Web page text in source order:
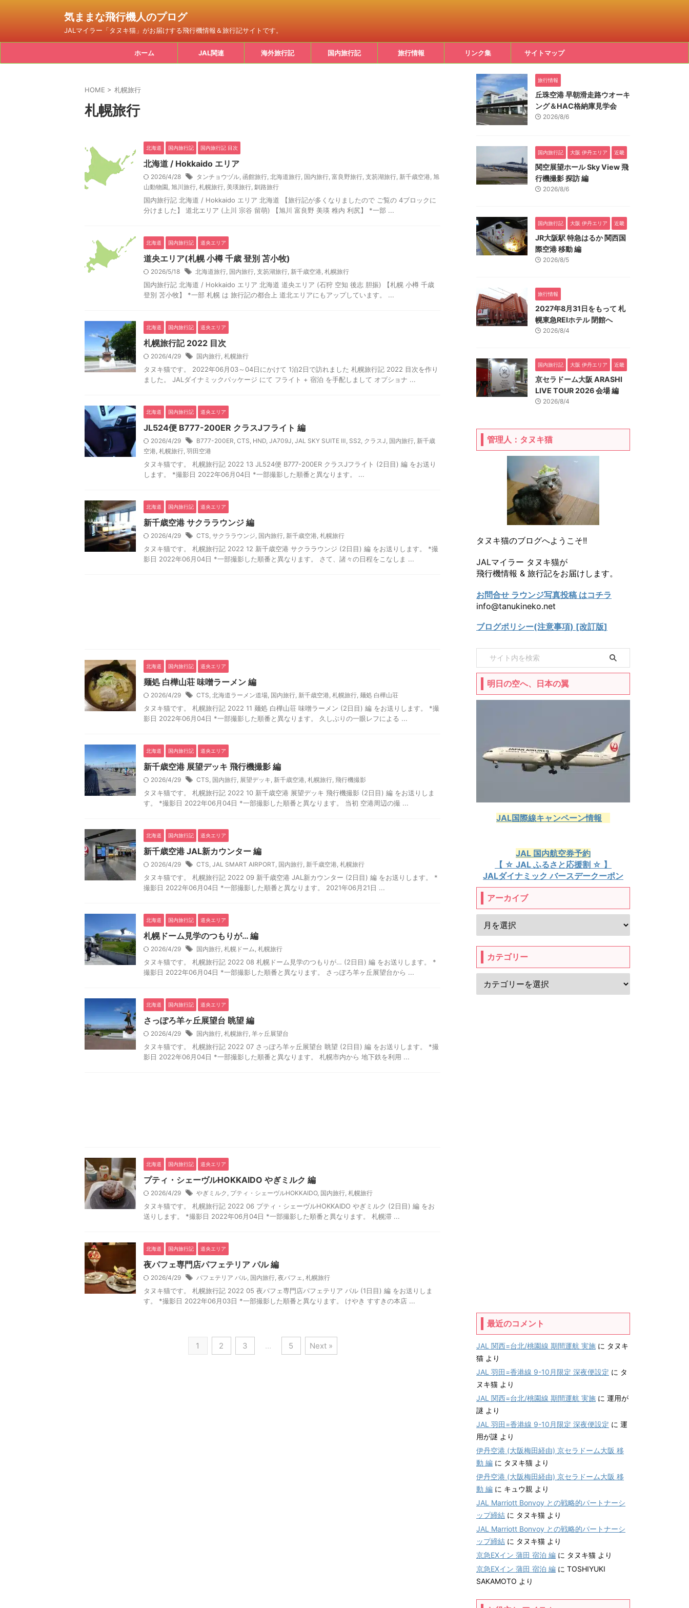
気ままな飛行機人のプログ
JALマイラー「タヌキ猫」がお届けする飛行機情報＆旅行記サイトです。
ホーム JAL関連 海外旅行記 国内旅行記 旅行情報 リンク集 サイトマップ
HOME > 札幌旅行
札幌旅行
北海道 国内旅行記 国内旅行記 目次
北海道 / Hokkaido エリア
2026/4/28 タンチョウヅル, 函館旅行, 北海道旅行, 国内旅行, 富良野旅行, 支笏湖旅行, 新千歳空港, 旭
山動物園, 旭川旅行, 札幌旅行, 美瑛旅行, 釧路旅行
国内旅行記 北海道 / Hokkaido エリア 北海道 【旅行記が多くなりましたので ご覧の 4ブロックに
分けました】 道北エリア (上川 宗谷 留萌) 【旭川 富良野 美瑛 稚内 利尻】 *一部 ...
北海道 国内旅行記 道央エリア
道央エリア(札幌 小樽 千歳 登別 苫小牧)
2026/5/18 北海道旅行, 国内旅行, 支笏湖旅行, 新千歳空港, 札幌旅行
国内旅行記 北海道 / Hokkaido エリア 北海道 道央エリア (石狩 空知 後志 胆振) 【札幌 小樽 千歳
登別 苫小牧】 *一部 札幌 は 旅行記の都合上 道北エリアにもアップしています。 ...
北海道 国内旅行記 道央エリア
札幌旅行記 2022 目次
2026/4/29 国内旅行, 札幌旅行
タヌキ猫です。 2022年06月03～04日にかけて 1泊2日で訪れました 札幌旅行記 2022 目次を作り
ました。 JALダイナミックパッケージ にて フライト + 宿泊 を手配しまして オプショナ ...
北海道 国内旅行記 道央エリア
JL524便 B777-200ER クラスJフライト 編
2026/4/29 B777-200ER, CTS, HND, JA709J, JAL SKY SUITE Ⅲ, SS2, クラスJ, 国内旅行, 新千歳
空港, 札幌旅行, 羽田空港
タヌキ猫です。 札幌旅行記 2022 13 JL524便 B777-200ER クラスJフライト (2日目) 編 をお送り
します。 *撮影日 2022年06月04日 *一部撮影した順番と異なります。 ...
北海道 国内旅行記 道央エリア
新千歳空港 サクララウンジ 編
2026/4/29 CTS, サクララウンジ, 国内旅行, 新千歳空港, 札幌旅行
タヌキ猫です。 札幌旅行記 2022 12 新千歳空港 サクララウンジ (2日目) 編 をお送りします。 *撮
影日 2022年06月04日 *一部撮影した順番と異なります。 さて、諸々の日程をこなしま ...
北海道 国内旅行記 道央エリア
麺処 白樺山荘 味噌ラーメン 編
2026/4/29 CTS, 北海道ラーメン道場, 国内旅行, 新千歳空港, 札幌旅行, 麺処 白樺山荘
タヌキ猫です。 札幌旅行記 2022 11 麺処 白樺山荘 味噌ラーメン (2日目) 編 をお送りします。 *撮
影日 2022年06月04日 *一部撮影した順番と異なります。 久しぶりの一眼レフによる ...
北海道 国内旅行記 道央エリア
新千歳空港 展望デッキ 飛行機撮影 編
2026/4/29 CTS, 国内旅行, 展望デッキ, 新千歳空港, 札幌旅行, 飛行機撮影
タヌキ猫です。 札幌旅行記 2022 10 新千歳空港 展望デッキ 飛行機撮影 (2日目) 編 をお送りしま
す。 *撮影日 2022年06月04日 *一部撮影した順番と異なります。 当初 空港周辺の撮 ...
北海道 国内旅行記 道央エリア
新千歳空港 JAL新カウンター 編
2026/4/29 CTS, JAL SMART AIRPORT, 国内旅行, 新千歳空港, 札幌旅行
タヌキ猫です。 札幌旅行記 2022 09 新千歳空港 JAL新カウンター (2日目) 編 をお送りします。 *
撮影日 2022年06月04日 *一部撮影した順番と異なります。 2021年06月21日 ...
北海道 国内旅行記 道央エリア
札幌ドーム見学のつもりが… 編
2026/4/29 国内旅行, 札幌ドーム, 札幌旅行
タヌキ猫です。 札幌旅行記 2022 08 札幌ドーム見学のつもりが… (2日目) 編 をお送りします。 *
撮影日 2022年06月04日 *一部撮影した順番と異なります。 さっぽろ羊ヶ丘展望台から ...
北海道 国内旅行記 道央エリア
さっぽろ羊ヶ丘展望台 眺望 編
2026/4/29 国内旅行, 札幌旅行, 羊ヶ丘展望台
タヌキ猫です。 札幌旅行記 2022 07 さっぽろ羊ヶ丘展望台 眺望 (2日目) 編 をお送りします。 *撮
影日 2022年06月04日 *一部撮影した順番と異なります。 札幌市内から 地下鉄を利用 ...
北海道 国内旅行記 道央エリア
プティ・シェーヴルHOKKAIDO やぎミルク 編
2026/4/29 やぎミルク , プティ・シェーヴルHOKKAIDO, 国内旅行, 札幌旅行
タヌキ猫です。 札幌旅行記 2022 06 プティ・シェーヴルHOKKAIDO やぎミルク (2日目) 編 をお
送りします。 *撮影日 2022年06月04日 *一部撮影した順番と異なります。 札幌滞 ...
北海道 国内旅行記 道央エリア
夜パフェ専門店パフェテリア パル 編
2026/4/29 パフェテリア パル, 国内旅行, 夜パフェ, 札幌旅行
タヌキ猫です。 札幌旅行記 2022 05 夜パフェ専門店パフェテリア パル (1日目) 編 をお送りしま
す。 *撮影日 2022年06月03日 *一部撮影した順番と異なります。 けやき すすきの本店 ...
1 2 3 … 5 Next »
旅行情報
丘珠空港 早朝滑走路ウオーキ
ング＆HAC格納庫見学会
2026/8/6
国内旅行記 大阪 伊丹エリア 近畿
関空展望ホール Sky View 飛
行機撮影 探訪 編
2026/8/6
国内旅行記 大阪 伊丹エリア 近畿
JR大阪駅 特急はるか 関西国
際空港 移動 編
2026/8/5
旅行情報
2027年8月31日をもって 札
幌東急REIホテル 閉館へ
2026/8/4
国内旅行記 大阪 伊丹エリア 近畿
京セラドーム大阪 ARASHI
LIVE TOUR 2026 会場 編
2026/8/4
管理人：タヌキ猫
タヌキ猫のブログへようこそ!!
JALマイラー タヌキ猫が
飛行機情報 & 旅行記をお届けします。
お問合せ ラウンジ写真投稿 はコチラ
info@tanukineko.net
ブログポリシー(注意事項) [改訂版]
明日の空へ、日本の翼
JAL国際線キャンペーン情報
JAL 国内航空券予約
【 ☆ JAL ふるさと応援割 ☆ 】
JALダイナミック バースデークーポン
アーカイブ
カテゴリー
最近のコメント
JAL 関西=台北/桃園線 期間運航 実施 に タヌキ
猫 より
JAL 羽田=香港線 9-10月限定 深夜便設定 に タ
ヌキ猫 より
JAL 関西=台北/桃園線 期間運航 実施 に 運用が
謎 より
JAL 羽田=香港線 9-10月限定 深夜便設定 に 運
用が謎 より
伊丹空港 (大阪梅田経由) 京セラドーム大阪 移
動 編 に タヌキ猫 より
伊丹空港 (大阪梅田経由) 京セラドーム大阪 移
動 編 に キュウ親 より
JAL Marriott Bonvoy との戦略的パートナーシ
ップ締結 に タヌキ猫 より
JAL Marriott Bonvoy との戦略的パートナーシ
ップ締結 に タヌキ猫 より
京急EXイン 蒲田 宿泊 編 に タヌキ猫 より
京急EXイン 蒲田 宿泊 編 に TOSHIYUKI
SAKAMOTO より